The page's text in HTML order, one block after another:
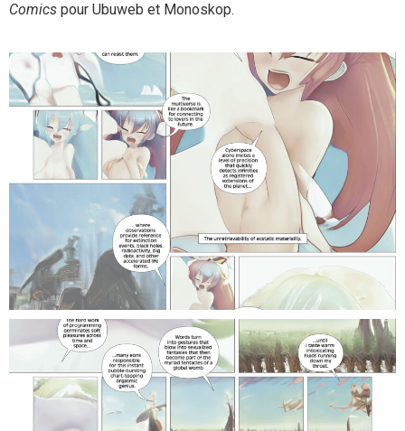
Comics pour Ubuweb et Monoskop.